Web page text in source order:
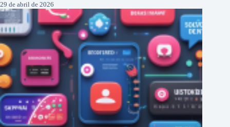
29 de abril de 2026